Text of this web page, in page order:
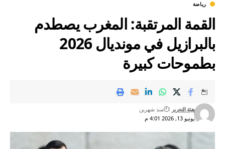
رياضة
القمة المرتقبة: المغرب يصطدم
بالبرازيل في مونديال 2026
بطموحات كبيرة
يونيو 13, 2026 4:01 م
هيئة التحرير منذ شهرين